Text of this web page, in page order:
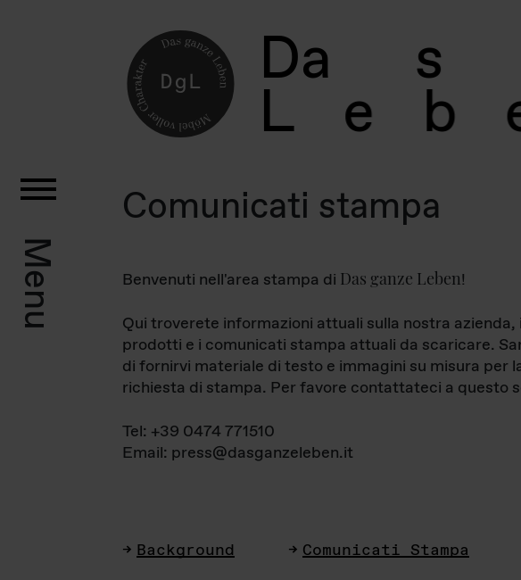
Da s
L e b
Menu
Comunicati stampa
Benvenuti nell'area stampa di Das ganze Leben!
Qui troverete informazioni attuali sulla nostra azienda,
prodotti e i comunicati stampa attuali da scaricare.
di fornirvi materiale di testo e immagini su misura per
richiesta di stampa. Per favore contattateci a questo
Tel: +39 0474 771510
Email: press@dasganzeleben.it
Background Comunicati Stampa